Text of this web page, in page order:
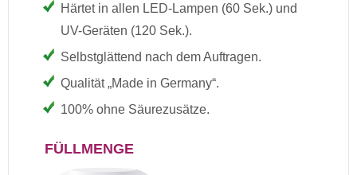
Härtet in allen LED-Lampen (60 Sek.) und
UV-Geräten (120 Sek.).
Selbstglättend nach dem Auftragen.
Qualität „Made in Germany“.
100% ohne Säurezusätze.
FÜLLMENGE